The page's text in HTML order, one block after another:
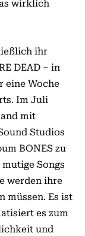
wirklich
ihr
DEAD – in
eine Woche
Im Juli
mit
Studios
BONES zu
Songs
werden ihre
müssen. Es ist
es zum
und